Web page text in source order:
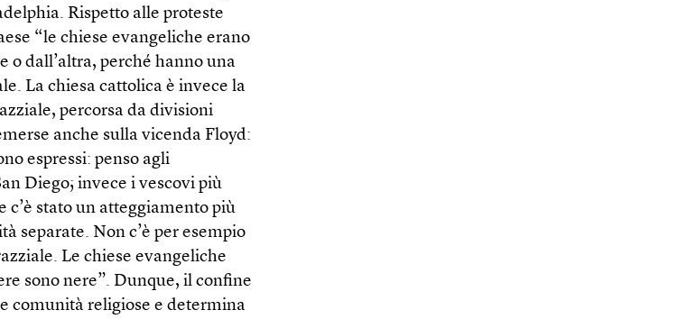
Rispetto alle proteste
“le chiese evangeliche erano
o dall’altra, perché hanno una
La chiesa cattolica è invece la
percorsa da divisioni
anche sulla vicenda Floyd:
espressi: penso agli
Diego; invece i vescovi più
stato un atteggiamento più
separate. Non c’è per esempio
Le chiese evangeliche
sono nere”. Dunque, il confine
comunità religiose e determina